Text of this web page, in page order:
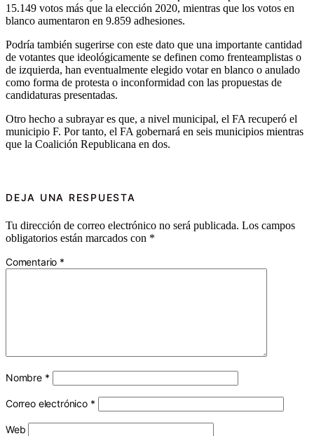
15.149 votos más que la elección 2020, mientras que los votos en
blanco aumentaron en 9.859 adhesiones.
Podría también sugerirse con este dato que una importante cantidad
de votantes que ideológicamente se definen como frenteamplistas o
de izquierda, han eventualmente elegido votar en blanco o anulado
como forma de protesta o inconformidad con las propuestas de
candidaturas presentadas.
Otro hecho a subrayar es que, a nivel municipal, el FA recuperó el
municipio F. Por tanto, el FA gobernará en seis municipios mientras
que la Coalición Republicana en dos.
DEJA UNA RESPUESTA
Tu dirección de correo electrónico no será publicada. Los campos
obligatorios están marcados con *
Comentario *
Nombre *
Correo electrónico *
Web